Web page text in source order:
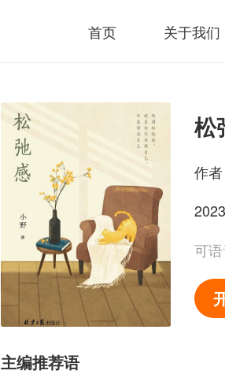
首页 关于我们
松
作者
可
主编推荐语